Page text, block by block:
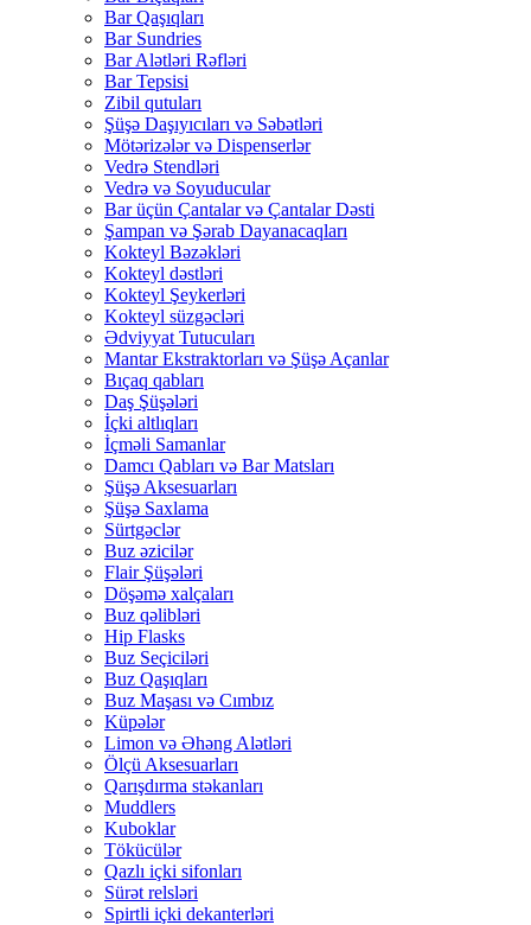
Bar Qaşıqları
Bar Sundries
Bar Alətləri Rəfləri
Bar Tepsisi
Zibil qutuları
Şüşə Daşıyıcıları və Səbətləri
Mötərizələr və Dispenserlər
Vedrə Stendləri
Vedrə və Soyuducular
Bar üçün Çantalar və Çantalar Dəsti
Şampan və Şərab Dayanacaqları
Kokteyl Bəzəkləri
Kokteyl dəstləri
Kokteyl Şeykerləri
Kokteyl süzgəcləri
Ədviyyat Tutucuları
Mantar Ekstraktorları və Şüşə Açanlar
Bıçaq qabları
Daş Şüşələri
İçki altlıqları
İçməli Samanlar
Damcı Qabları və Bar Matsları
Şüşə Aksesuarları
Şüşə Saxlama
Sürtgəclər
Buz əzicilər
Flair Şüşələri
Döşəmə xalçaları
Buz qəlibləri
Hip Flasks
Buz Seçiciləri
Buz Qaşıqları
Buz Maşası və Cımbız
Küpələr
Limon və Əhəng Alətləri
Ölçü Aksesuarları
Qarışdırma stəkanları
Muddlers
Kuboklar
Tökücülər
Qazlı içki sifonları
Sürət relsləri
Spirtli içki dekanterləri